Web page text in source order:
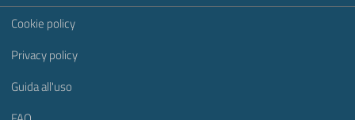
Sezione Link Utili
Cookie policy
Privacy policy
Guida all'uso